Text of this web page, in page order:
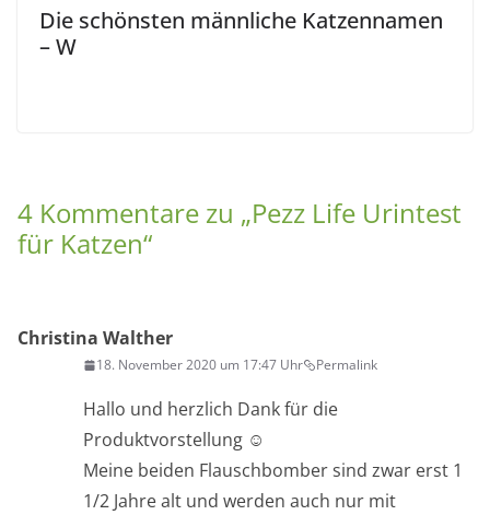
Die schönsten männliche Katzennamen
– W
4 Kommentare zu „Pezz Life Urintest
für Katzen“
Christina Walther
18. November 2020 um 17:47 Uhr Permalink
Hallo und herzlich Dank für die
Produktvorstellung ☺️
Meine beiden Flauschbomber sind zwar erst 1
1/2 Jahre alt und werden auch nur mit